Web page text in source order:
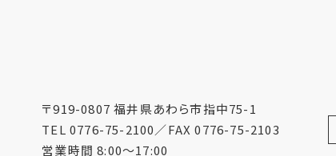
〒919-0807 福井県あわら市指中75-1
TEL 0776-75-2100／FAX 0776-75-2103
営業時間 8:00〜17:00